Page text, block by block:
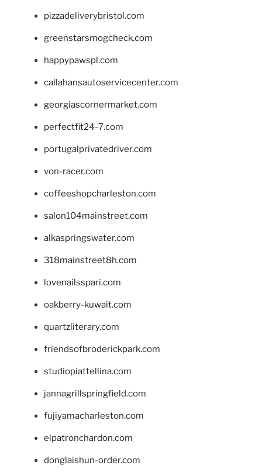
pizzadeliverybristol.com
greenstarsmogcheck.com
happypawspl.com
callahansautoservicecenter.com
georgiascornermarket.com
perfectfit24-7.com
portugalprivatedriver.com
von-racer.com
coffeeshopcharleston.com
salon104mainstreet.com
alkaspringswater.com
318mainstreet8h.com
lovenailsspari.com
oakberry-kuwait.com
quartzliterary.com
friendsofbroderickpark.com
studiopiattellina.com
jannagrillspringfield.com
fujiyamacharleston.com
elpatronchardon.com
donglaishun-order.com